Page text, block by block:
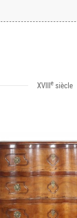
XVIIIesiècle